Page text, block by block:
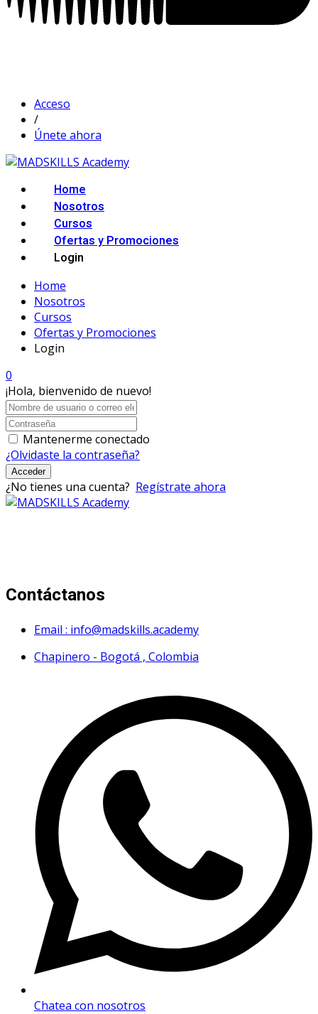
Acceso
/
Únete ahora
Home
Nosotros
Cursos
Ofertas y Promociones
Login
Home
Nosotros
Cursos
Ofertas y Promociones
Login
0
¡Hola, bienvenido de nuevo!
Mantenerme conectado
¿Olvidaste la contraseña?
Acceder
¿No tienes una cuenta? Regístrate ahora
Contáctanos
Email : info@madskills.academy
Chapinero - Bogotá , Colombia
Chatea con nosotros